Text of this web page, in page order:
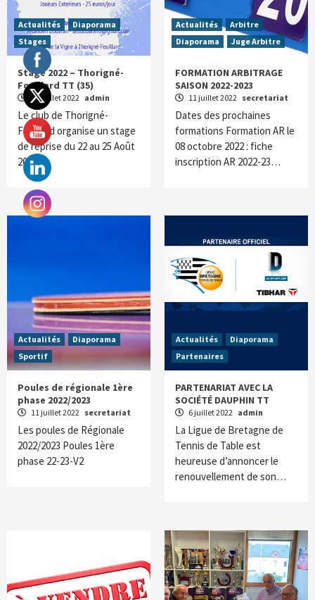
Actualités
Diaporama
Stages
Stage 2022 – Thorigné-
Fouillard TT (35)
11 juillet 2022 admin
Le club de Thorigné-
Fouillard organise un stage
de reprise du 22 au 25 Août
2022….
Actualités
Arbitre
Diaporama
Juge Arbitre
FORMATION ARBITRAGE
SAISON 2022-2023
11 juillet 2022 secretariat
Dates des prochaines
formations Formation AR le
08 octobre 2022 : fiche
inscription AR 2022-23…
Actualités
Diaporama
Sportif
Poules de régionale 1ère
phase 2022/2023
11 juillet 2022 secretariat
Les poules de Régionale
2022/2023 Poules 1ère
phase 22-23-V2
Actualités
Diaporama
Partenaires
PARTENARIAT AVEC LA
SOCIÉTÉ DAUPHIN TT
6 juillet 2022 admin
La Ligue de Bretagne de
Tennis de Table est
heureuse d’annoncer le
renouvellement de son…